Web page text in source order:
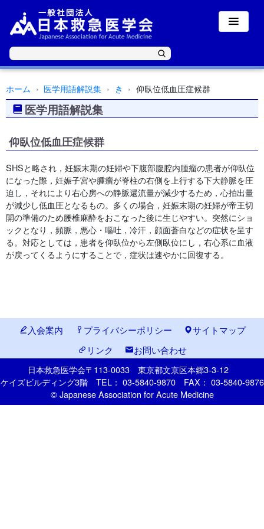
ホーム 医学用語解説集 き 仰臥位低血圧症候群
医学用語解説集
仰臥位低血圧症候群
SHSと略され，妊娠末期の妊婦や下腹部腹腔内腫瘤の患者が仰臥位
になった際，妊娠子宮や腫瘤が脊柱の右側を上行する下大静脈を圧
迫し，それにより右心房への静脈還流量が減少するため，心拍出量
が減少し低血圧となるもの。多くの場合，妊娠末期の妊婦が帝王切
開の準備のため腰椎麻酔をおこなった後に生じやすい。突然にショ
ックとなり，頻脈，悪心・嘔吐，冷汗，顔面蒼白などの症状を呈す
る。対応としては，患者を仰臥位から左側臥位にし，右心系に血液
が戻ってくるようにすることで，症状は速やかに回復する。
入会案内 プライバシーポリシー
サイトマップ
リンク
お問い合わせ
日本救急医学会〒113-0033 東京都文京区本郷3-3-12
ケイズビルディング3階 TEL： 03-5840-9870 FAX： 03-5840-9876
© Japanese Association for Acute Medicine